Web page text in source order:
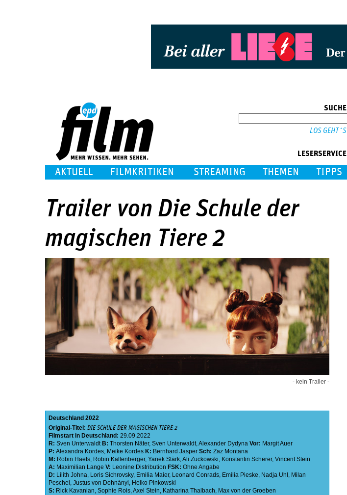
SUCHE
LESERSERVICE
AKTUELL FILMKRITIKEN STREAMING THEMEN TIPPS
Trailer von Die Schule der
magischen Tiere 2
- kein Trailer -
Deutschland 2022
Original-Titel: DIE SCHULE DER MAGISCHEN TIERE 2
Filmstart in Deutschland: 29.09.2022
R: Sven Unterwaldt B: Thorsten Näter, Sven Unterwaldt,Alexander Dydyna Vor: Margit Auer
P: Alexandra Kordes, Meike Kordes K: Bernhard Jasper Sch: Zaz Montana
M: Robin Haefs, Robin Kallenberger, Yanek Stärk,Ali Zuckowski, Konstantin Scherer, Vincent Stein
A: Maximilian Lange V: Leonine Distribution FSK: Ohne Angabe
D: Lilith Johna, Loris Sichrovsky, Emilia Maier, Leonard Conrads, Emilia Pieske, Nadja Uhl , Milan
Peschel , Justus von Dohnányi, Heiko Pinkowski
S: Rick Kavanian, Sophie Rois,Axel Stein, Katharina Thalbach, Max von der Groeben